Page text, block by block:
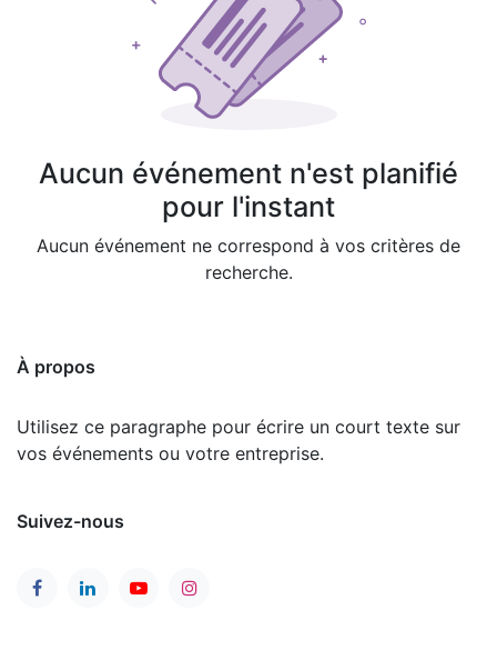
Aucun événement n'est planifié
pour l'instant
Aucun événement ne correspond à vos critères de
recherche.
À propos
Utilisez ce paragraphe pour écrire un court texte sur
vos événements ou votre entreprise.
Suivez-nous